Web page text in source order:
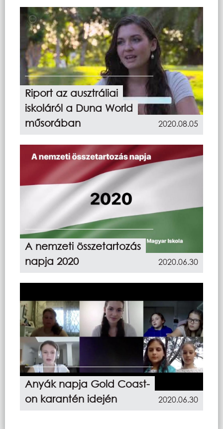
Riport az ausztráliai
iskoláról a Duna World
műsorában
2020.08.05
A nemzeti összetartozás
napja 2020
2020.06.30
Anyák napja Gold Coast-
on karantén idején
2020.06.30